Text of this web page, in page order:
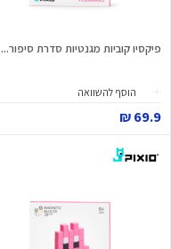
פיקסיו קוביות מגנטיות סדרת סיפור...
הוסף להשוואה
69.9 ₪